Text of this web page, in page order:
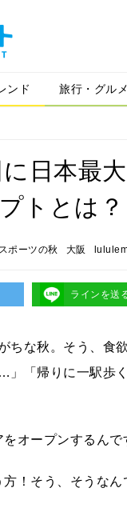
ンド 旅行・グルメ
日本最
トとは？
スポーツの秋 大阪
ラインを送
ちな秋。そう、食
」「帰りに一駅歩
オープンするんで
！そう、そうなん